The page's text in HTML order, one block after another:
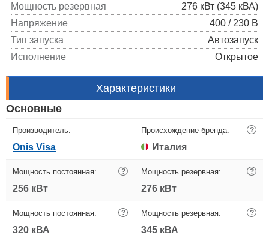
Мощность резервная
276 кВт (345 кВА)
Напряжение
400 / 230 В
Тип запуска
Автозапуск
Исполнение
Открытое
Характеристики
Основные
Производитель:
Onis Visa
Происхождение бренда: ?
Италия
Мощность постоянная: ?
256 кВт
Мощность резервная: ?
276 кВт
Мощность постоянная: ?
320 кВА
Мощность резервная: ?
345 кВА